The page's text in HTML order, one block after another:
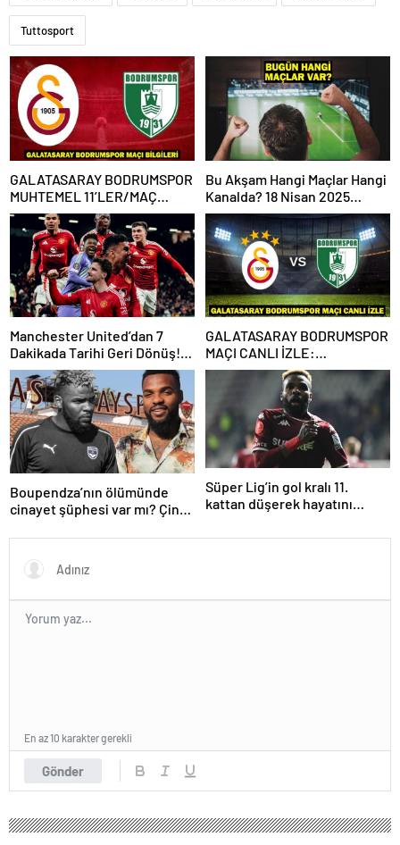
Tuttosport
GALATASARAY BODRUMSPOR
MUHTEMEL 11’LER/MAÇ
KADROSU! Galatasaray
Bodrumspor maçı hangi
kanalda, saat kaçta?
Bu Akşam Hangi Maçlar Hangi
Kanalda? 18 Nisan 2025
Günün Karşılaşmaları
Manchester United’dan 7
Dakikada Tarihi Geri Dönüş!
UEFA Avrupa Ligi’nde Yarı
Finalde
GALATASARAY BODRUMSPOR
MAÇI CANLI İZLE:
Galatasaray Bodrumspor
maçı şifresiz mi?
Boupendza’nın ölümünde
cinayet şüphesi var mı? Çin
Süper Lig’in gol kralı 11.
kattan düşerek hayatını
Gönder
En az 10 karakter gerekli